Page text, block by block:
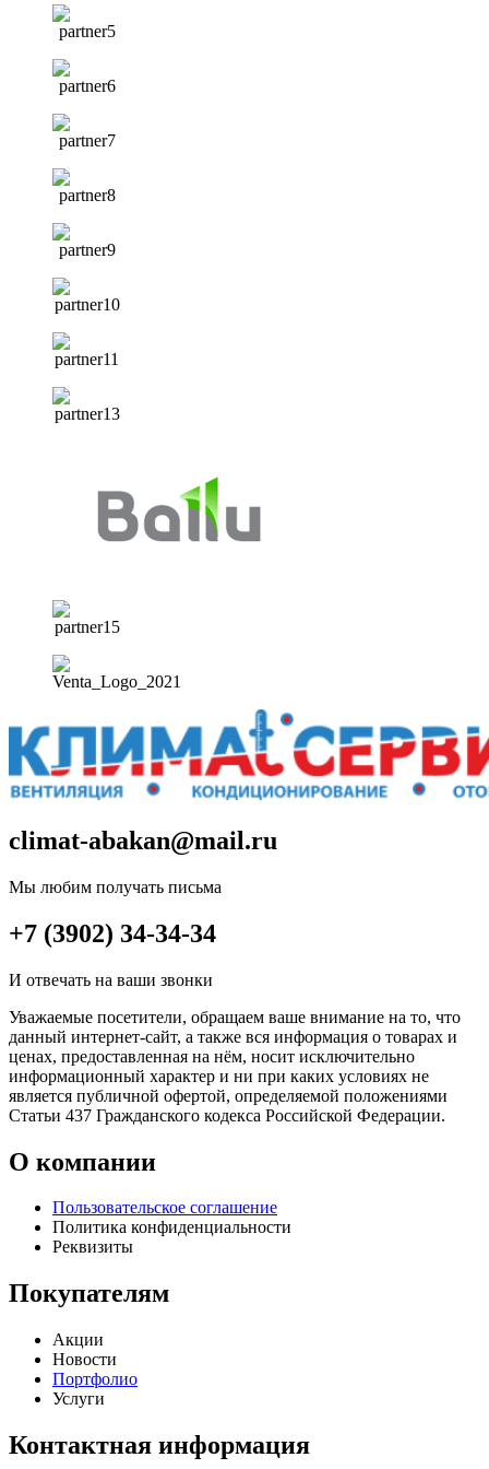
climat-abakan@mail.ru
Мы любим получать письма
+7 (3902) 34-34-34
И отвечать на ваши звонки
Уважаемые посетители, обращаем ваше внимание на то, что
данный интернет-сайт, а также вся информация о товарах и
ценах, предоставленная на нём, носит исключительно
информационный характер и ни при каких условиях не
является публичной офертой, определяемой положениями
Статьи 437 Гражданского кодекса Российской Федерации.
О компании
Пользовательское соглашение
Политика конфиденциальности
Реквизиты
Покупателям
Акции
Новости
Портфолио
Услуги
Контактная информация